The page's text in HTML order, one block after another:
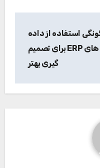
استفاده از داده
های ERP برای تصمیم
گیری بهتر